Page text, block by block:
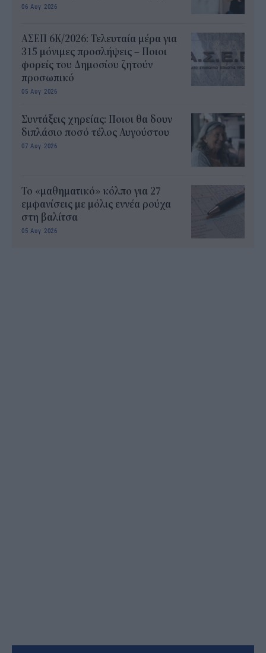
06 Αυγ 2026
ΑΣΕΠ 6Κ/2026: Τελευταία μέρα για
315 μόνιμες προσλήψεις – Ποιοι
φορείς του Δημοσίου ζητούν
προσωπικό
05 Αυγ 2026
Συντάξεις χηρείας: Ποιοι θα δουν
διπλάσιο ποσό τέλος Αυγούστου
07 Αυγ 2026
Το «μαθηματικό» κόλπο για 27
εμφανίσεις με μόλις εννέα ρούχα
στη βαλίτσα
05 Αυγ 2026